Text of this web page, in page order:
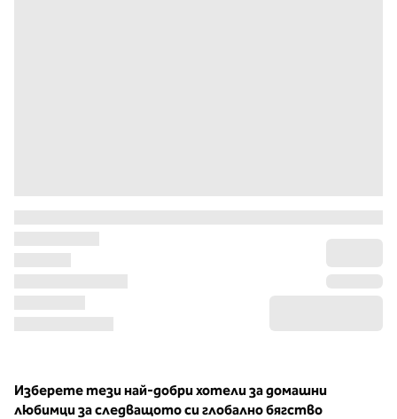
Изберете тези най-добри хотели за домашни
любимци за следващото си глобално бягство